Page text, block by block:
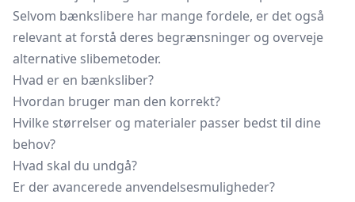
Selvom bænkslibere har mange fordele, er det også
relevant at forstå deres begrænsninger og overveje
alternative slibemetoder.
Hvad er en bænksliber?
Hvordan bruger man den korrekt?
Hvilke størrelser og materialer passer bedst til dine
behov?
Hvad skal du undgå?
Er der avancerede anvendelsesmuligheder?